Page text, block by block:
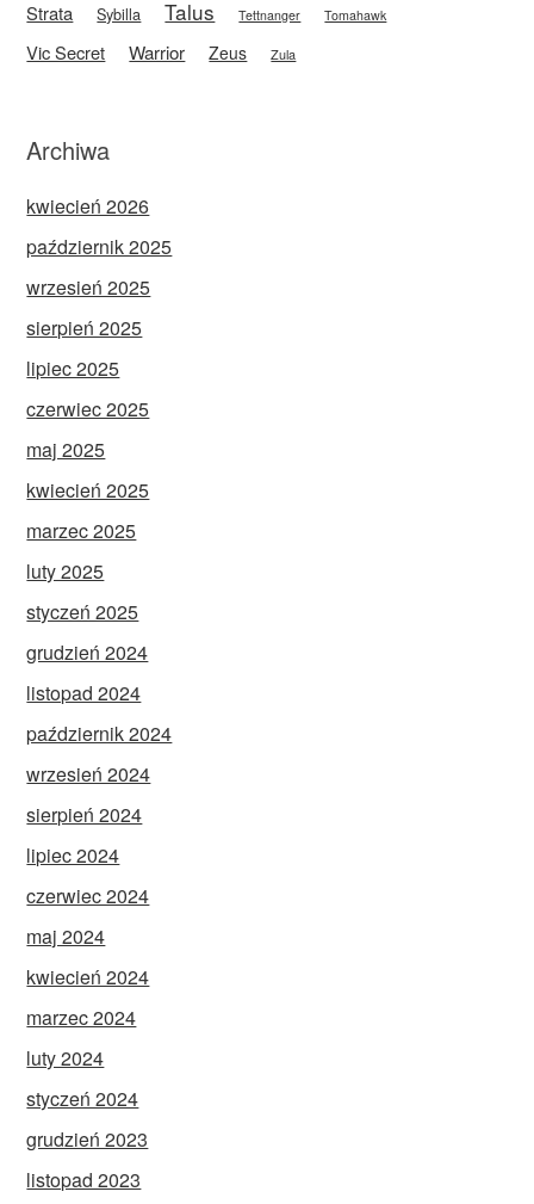
Strata Sybilla Talus Tettnanger Tomahawk
Vic Secret Warrior Zeus Zula
Archiwa
kwiecień 2026
październik 2025
wrzesień 2025
sierpień 2025
lipiec 2025
czerwiec 2025
maj 2025
kwiecień 2025
marzec 2025
luty 2025
styczeń 2025
grudzień 2024
listopad 2024
październik 2024
wrzesień 2024
sierpień 2024
lipiec 2024
czerwiec 2024
maj 2024
kwiecień 2024
marzec 2024
luty 2024
styczeń 2024
grudzień 2023
listopad 2023